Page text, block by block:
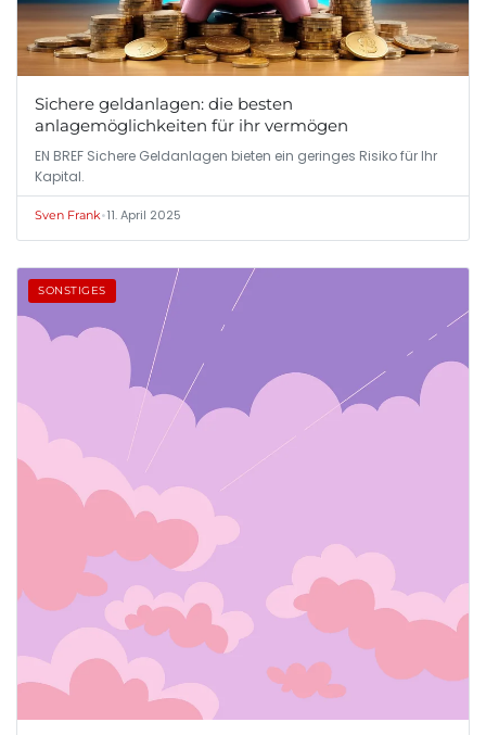
Sichere geldanlagen: die besten
anlagemöglichkeiten für ihr vermögen
EN BREF Sichere Geldanlagen bieten ein geringes Risiko für Ihr
Kapital.
Sven Frank•11. April 2025
SONSTIGES